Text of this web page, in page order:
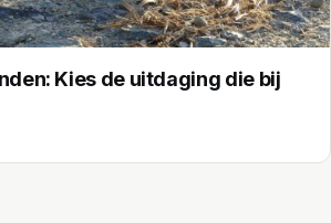
Kies de uitdaging die bij